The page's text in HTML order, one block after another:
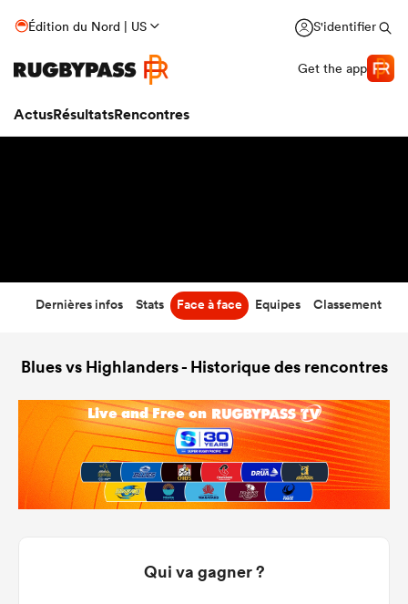
Édition du Nord | US S'identifier
Get the app
ActusRésultatsRencontres
Dernières infos Stats Face à face Equipes Classement
Blues vs Highlanders - Historique des rencontres
Qui va gagner ?